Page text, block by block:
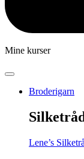
Mine kurser
Broderigarn
Lene’s